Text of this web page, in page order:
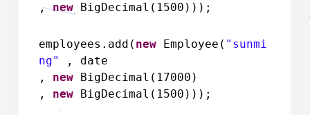
,new BigDecimal(1500)));
employees.add( new Employee( "sunmi
ng"
, date
, new BigDecimal(17000)
, new BigDecimal(1500)));